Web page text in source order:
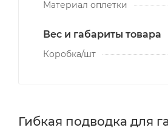
Материал оплетки
Вес и габариты товара
Коробка/шт
Гибкая подводка для